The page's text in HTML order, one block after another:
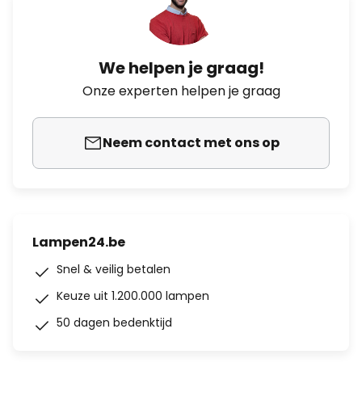
We helpen je graag!
Onze experten helpen je graag
Neem contact met ons op
Lampen24.be
Snel & veilig betalen
Keuze uit 1.200.000 lampen
50 dagen bedenktijd